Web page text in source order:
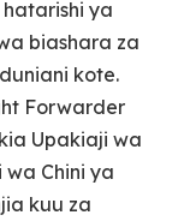
ya
biashara za
kote.
Forwarder
Upakiaji wa
wa Chini ya
kuu za